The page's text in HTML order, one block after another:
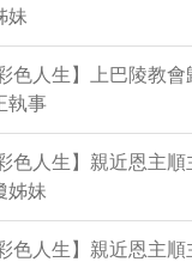
妹
色人生】上巴陵教會
執事
色人生】親近恩主順
姊妹
色人生】親近恩主順